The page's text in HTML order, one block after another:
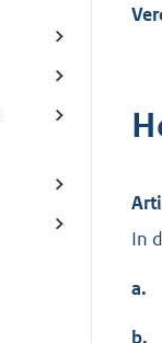
In
a.
b.